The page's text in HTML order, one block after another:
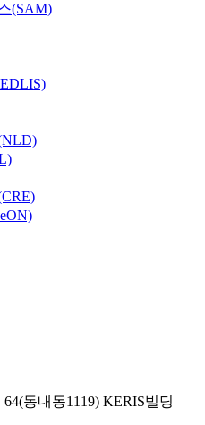
(SAM)
동내동1119) KERIS빌딩